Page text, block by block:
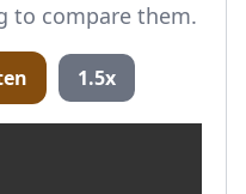
to compare them.
1.5x